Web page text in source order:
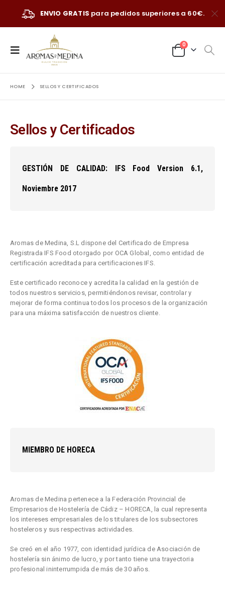
ENVIO GRATIS para pedidos superiores a 60€.
0
HOME SELLOS Y CERTIFICADOS
Sellos y Certificados
GESTIÓN DE CALIDAD: IFS Food Version 6.1,
Noviembre 2017
Aromas de Medina, S.L dispone del Certificado de Empresa
Registrada IFS Food otorgado por OCA Global, como entidad de
certificación acreditada para certificaciones IFS.
Este certificado reconoce y acredita la calidad en la gestión de
todos nuestros servicios, permitiéndonos revisar, controlar y
mejorar de forma continua todos los procesos de la organización
para una máxima satisfacción de nuestros cliente.
MIEMBRO DE HORECA
Aromas de Medina pertenece a l a Federación Provincial de
Empresarios de Hostelería de Cádiz – HORECA, la cual representa
los intereses empresariales de los titulares de los subsectores
hosteleros y sus respectivas actividades.
Se creó en el año 1977, con identidad jurídica de Asociación de
hostelería sin ánimo de lucro, y por tanto tiene una trayectoria
profesional ininterrumpida de más de 30 años.